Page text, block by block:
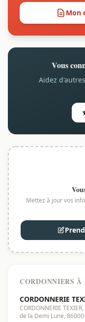
Mon
Vous
Aidez
Mettez à jour vos
CORDONNIERS
CORDONNERIE
CORDONNERIE
de la Demi Lune,